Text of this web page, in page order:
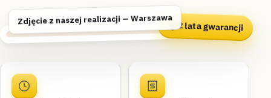
2 lata gwarancji
Zdjęcie z naszej realizacji — Warszawa